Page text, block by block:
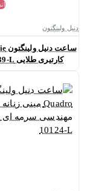
دنیل ولینگتون
کارتیری طلایی DW-7539-L